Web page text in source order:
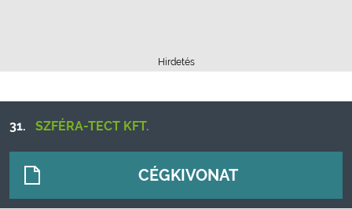
Hirdetés
31. SZFÉRA-TECT KFT.
CÉGKIVONAT